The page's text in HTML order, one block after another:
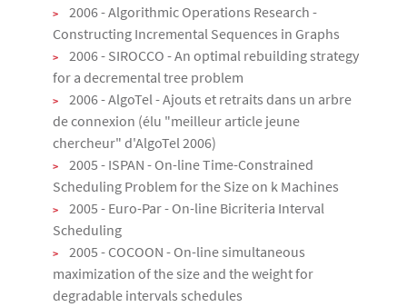
2006 - Algorithmic Operations Research -
Constructing Incremental Sequences in Graphs
2006 - SIROCCO - An optimal rebuilding strategy
for a decremental tree problem
2006 - AlgoTel - Ajouts et retraits dans un arbre
de connexion (élu "meilleur article jeune
chercheur" d'AlgoTel 2006)
2005 - ISPAN - On-line Time-Constrained
Scheduling Problem for the Size on k Machines
2005 - Euro-Par - On-line Bicriteria Interval
Scheduling
2005 - COCOON - On-line simultaneous
maximization of the size and the weight for
degradable intervals schedules